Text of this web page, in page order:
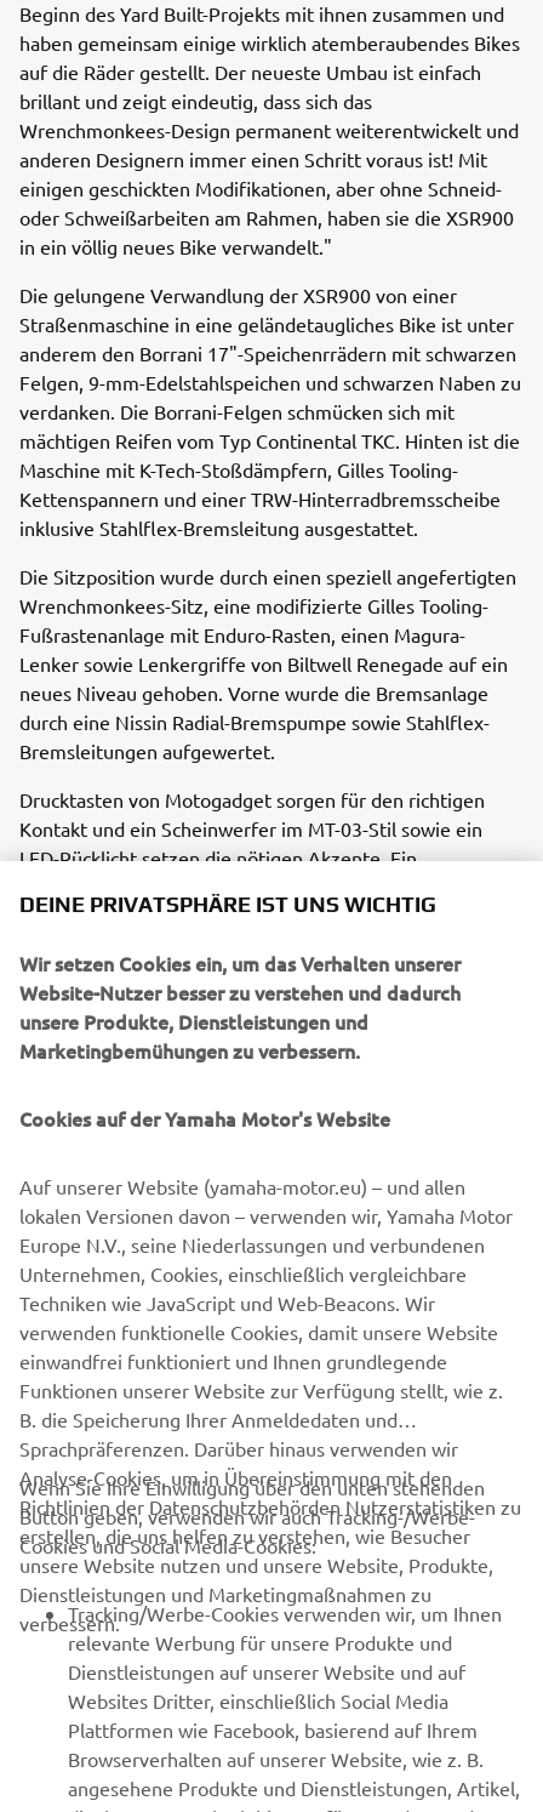
Beginn des Yard Built-Projekts mit ihnen zusammen und
haben gemeinsam einige wirklich atemberaubendes Bikes
auf die Räder gestellt. Der neueste Umbau ist einfach
brillant und zeigt eindeutig, dass sich das
Wrenchmonkees-Design permanent weiterentwickelt und
anderen Designern immer einen Schritt voraus ist! Mit
einigen geschickten Modifikationen, aber ohne Schneid-
oder Schweißarbeiten am Rahmen, haben sie die XSR900
in ein völlig neues Bike verwandelt."
Die gelungene Verwandlung der XSR900 von einer
Straßenmaschine in eine geländetaugliches Bike ist unter
anderem den Borrani 17"-Speichenrrädern mit schwarzen
Felgen, 9-mm-Edelstahlspeichen und schwarzen Naben zu
verdanken. Die Borrani-Felgen schmücken sich mit
mächtigen Reifen vom Typ Continental TKC. Hinten ist die
Maschine mit K-Tech-Stoßdämpfern, Gilles Tooling-
Kettenspannern und einer TRW-Hinterradbremsscheibe
inklusive Stahlflex-Bremsleitung ausgestattet.
Die Sitzposition wurde durch einen speziell angefertigten
Wrenchmonkees-Sitz, eine modifizierte Gilles Tooling-
Fußrastenanlage mit Enduro-Rasten, einen Magura-
Lenker sowie Lenkergriffe von Biltwell Renegade auf ein
neues Niveau gehoben. Vorne wurde die Bremsanlage
durch eine Nissin Radial-Bremspumpe sowie Stahlflex-
Bremsleitungen aufgewertet.
Drucktasten von Motogadget sorgen für den richtigen
Kontakt und ein Scheinwerfer im MT-03-Stil sowie ein
LED-Rücklicht setzen die nötigen Akzente. Ein
modifizierten MT-09-Krümmer und die speziell
Kotflügel sowie der Alu-Motorschutz runden den Custom-
Look ab.
Das Design der Monkeebeast wird durch
Tankabdeckungen betont. Die XSR900 wartet nur darauf,
Ausgewählte, speziell für die Monkeebeast entwickelte
Teile können schon bald direkt über die Wrenchmonkees
bestellt werden – für all jene XSR900-Fahrer, die ihrer
Maschine eine ganz eigene Note verleihen möchten.
Aktuelle Informationen finden Sie
unter
www.wrenchmonkees.com
UNTERNEHMEN
B2B
MEHR YAMAHA
SUPPORT
DEINE PRIVATSPHÄRE IST UNS WICHTIG
Wir setzen Cookies ein, um das Verhalten unserer
Website-Nutzer besser zu verstehen und dadurch
unsere Produkte, Dienstleistungen und
Marketingbemühungen zu verbessern.
Cookies auf der Yamaha Motor's Website
Auf unserer Website (yamaha-motor.eu) – und allen
lokalen Versionen davon – verwenden wir, Yamaha Motor
Europe N.V., seine Niederlassungen und verbundenen
Unternehmen, Cookies, einschließlich vergleichbare
Techniken wie JavaScript und Web-Beacons. Wir
verwenden funktionelle Cookies, damit unsere Website
einwandfrei funktioniert und Ihnen grundlegende
Funktionen unserer Website zur Verfügung stellt, wie z.
B. die Speicherung Ihrer Anmeldedaten und
Sprachpräferenzen. Darüber hinaus verwenden wir
Analyse-Cookies, um in Übereinstimmung mit den
Richtlinien der Datenschutzbehörden Nutzerstatistiken zu
erstellen, die uns helfen zu verstehen, wie Besucher
unsere Website nutzen und unsere Website, Produkte,
Dienstleistungen und Marketingmaßnahmen zu
verbessern.
Wenn Sie Ihre Einwilligung über den unten stehenden
Button geben, verwenden wir auch Tracking-/Werbe-
Cookies und Social Media-Cookies:
Tracking/Werbe-Cookies verwenden wir, um Ihnen
relevante Werbung für unsere Produkte und
Dienstleistungen auf unserer Website und auf
Websites Dritter, einschließlich Social Media
Plattformen wie Facebook, basierend auf Ihrem
Browserverhalten auf unserer Website, wie z. B.
angesehene Produkte und Dienstleistungen, Artikel,